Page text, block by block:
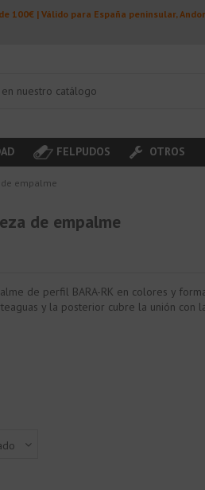
100€ | Válido para España peninsular,
FELPUDOS OTROS
de empalme
de empalme
de perfil BARA-RK en colores y
y la posterior cubre la unión con